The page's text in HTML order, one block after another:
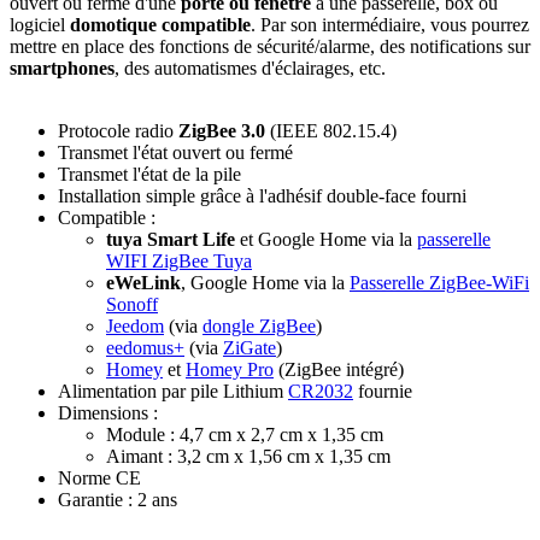
logiciel domotique compatible. Par son intermédiaire, vous pourrez
mettre en place des fonctions de sécurité/alarme, des notifications sur
smartphones, des automatismes d'éclairages, etc.
Protocole radio ZigBee 3.0 (IEEE 802.15.4)
Transmet l'état ouvert ou fermé
Transmet l'état de la pile
Installation simple grâce à l'adhésif double-face fourni
Compatible :
tuya Smart Life et Google Home via la passerelle
WIFI ZigBee Tuya
eWeLink, Google Home via la Passerelle ZigBee-WiFi
Sonoff
Jeedom (via dongle ZigBee)
eedomus+ (via ZiGate)
Homey et Homey Pro (ZigBee intégré)
Alimentation par pile Lithium CR2032 fournie
Dimensions :
Module : 4,7 cm x 2,7 cm x 1,35 cm
Aimant : 3,2 cm x 1,56 cm x 1,35 cm
Norme CE
Garantie : 2 ans